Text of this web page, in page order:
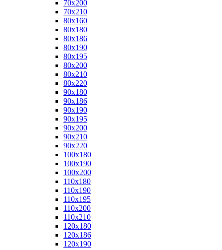
70x200
70x210
80x160
80x180
80x186
80x190
80x195
80x200
80x210
80x220
90x180
90x186
90x190
90x195
90x200
90x210
90x220
100x180
100x190
100x200
110x180
110x190
110x195
110x200
110x210
120x180
120x186
120x190